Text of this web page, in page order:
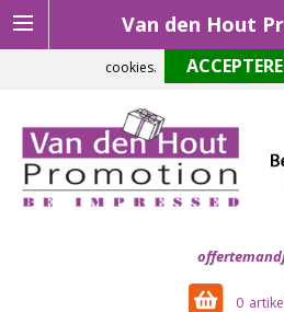
Van den Hout
0
Om onze website optimaal te laten
cookies.